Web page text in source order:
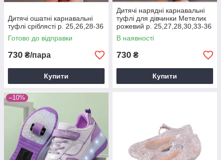
Дитячі ошатні карнавальні
туфлі сріблясті р. 25,26,28-36
Готово до відправки
730 ₴/пара
Купити
Дитячі нарядні карнавальні
туфлі для дівчинки Метелик
рожевий р. 25,27,28,30,33-36
В наявності
730 ₴
Купити
–10%